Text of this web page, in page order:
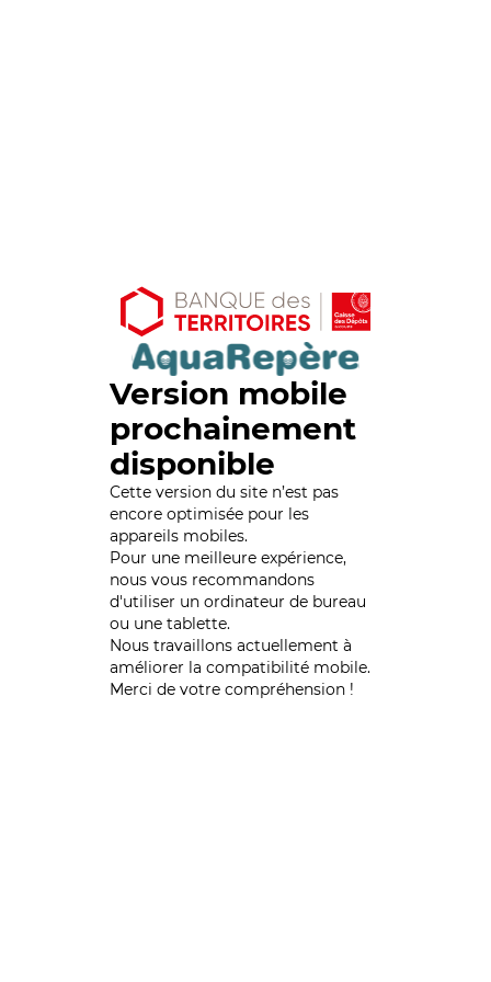
Version mobile
prochainement
disponible
Cette version du site n’est pas
encore optimisée pour les
appareils mobiles.
Pour une meilleure expérience,
nous vous recommandons
d'utiliser un ordinateur de bureau
ou une tablette.
Nous travaillons actuellement à
améliorer la compatibilité mobile.
Merci de votre compréhension !